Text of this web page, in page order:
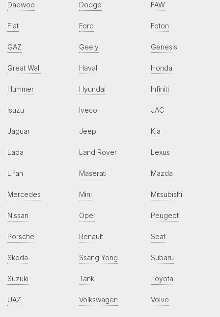
Daewoo Dodge FAW
Fiat Ford Foton
GAZ Geely Genesis
Great Wall Haval Honda
Hummer Hyundai Infiniti
Isuzu Iveco JAC
Jaguar Jeep Kia
Lada Land Rover Lexus
Lifan Maserati Mazda
Mercedes Mini Mitsubishi
Nissan Opel Peugeot
Porsche Renault Seat
Skoda Ssang Yong Subaru
Suzuki Tank Toyota
UAZ Volkswagen Volvo